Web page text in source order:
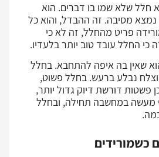
חלל שלא שמו בו דברים. הוא
מסיבה. זה ההבדל, והוא כל
פריט מהחלל, זה לא כי
כי החלל עובד טוב יותר בלעדיו.
שאין בה איפה להתחבא. בחלל
נבלע ברעש. בחלל פשוט,
פשטות דורשת דיוק גדול יותר,
מעשה במחשבה תחילה, ובחלל
כשמורידים